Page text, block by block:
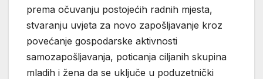
prema očuvanju postojećih radnih mjesta,
stvaranju uvjeta za novo zapošljavanje kroz
povećanje gospodarske aktivnosti
samozapošljavanja, poticanja ciljanih skupina
mladih i žena da se uključe u poduzetnički